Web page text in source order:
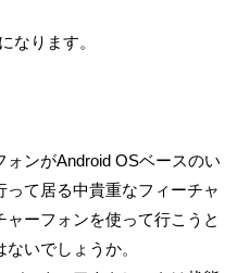
なります。
ンがAndroid OSベースのい
て居る中貴重なフィーチャ
ーフォンを使って行こうと
いでしょうか。